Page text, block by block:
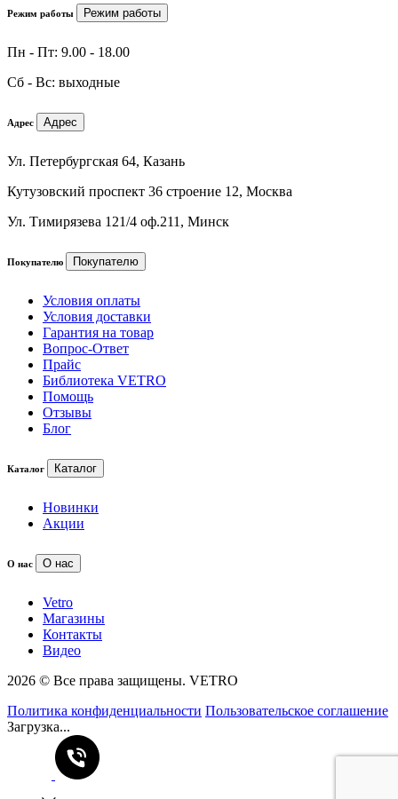
Режим работы Режим работы
Пн - Пт: 9.00 - 18.00
Сб - Вс: выходные
Адрес Адрес
Ул. Петербургская 64, Казань
Кутузовский проспект 36 строение 12, Москва
Ул. Тимирязева 121/4 оф.211, Минск
Покупателю Покупателю
Условия оплаты
Условия доставки
Гарантия на товар
Вопрос-Ответ
Прайс
Библиотека VETRO
Помощь
Отзывы
Блог
Каталог Каталог
Новинки
Акции
О нас О нас
Vetro
Магазины
Контакты
Видео
2026 © Все права защищены. VETRO
Политика конфиденциальности Пользовательское соглашение
Загрузка...